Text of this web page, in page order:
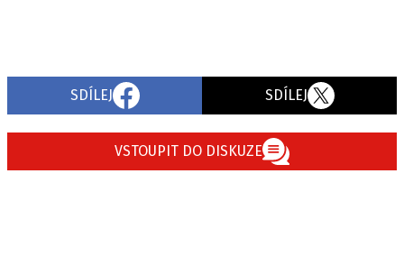
SDÍLEJ SDÍLEJ
VSTOUPIT DO DISKUZE